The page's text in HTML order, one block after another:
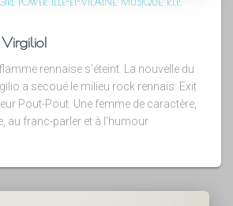
rennaise s’éteint La nouvelle du
a secoué le milieu rock rennais. Exit
Pout-Pout. Une femme de caractère,
au franc-parler et à l’humour